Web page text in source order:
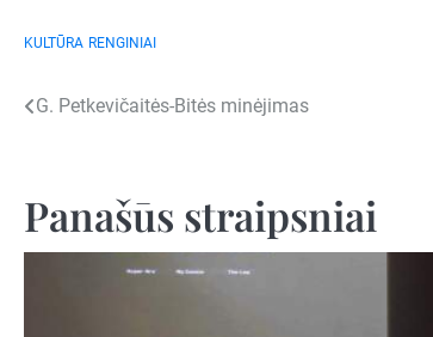
KULTŪRA RENGINIAI
Navigacija
įrašų
G. Petkevičaitės-Bitės minėjimas
Panašūs straipsniai